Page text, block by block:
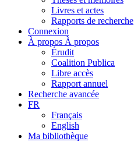
Livres et actes
Rapports de recherche
Connexion
À propos À propos
Érudit
Coalition Publica
Libre accès
Rapport annuel
Recherche avancée
FR
Français
English
Ma bibliothèque